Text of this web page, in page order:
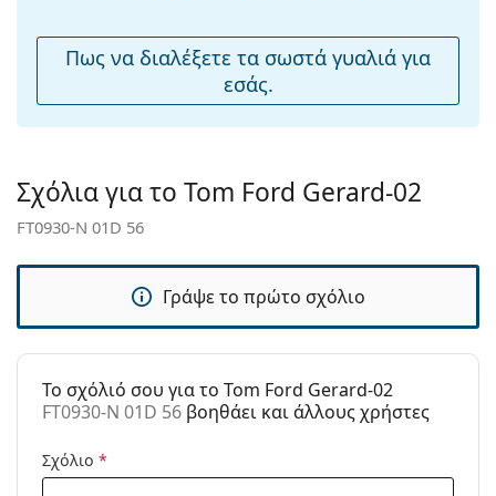
άρθρωση:
Όχι
Αξεσουάρ
Πανί
καθαρισμού:
Ναι
Άλλα
Ανδρικά
Χρήση:
Μόδα
Προϊόντος /
Πως να διαλέξετε τα σωστά γυαλιά για
εσάς.
Σχόλια για το Tom Ford Gerard-02
FT0930-N 01D 56
Γράψε το πρώτο σχόλιο
To σχόλιό σου για το Tom Ford Gerard-02
FT0930-N 01D 56 βοηθάει και άλλους χρήστες
Σχόλιο *